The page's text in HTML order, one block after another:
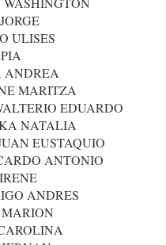
ULISES
ANDREA
MARITZA
EDUARDO
NATALIA
EUSTAQUIO
ANTONIO
ANDRES
MARION